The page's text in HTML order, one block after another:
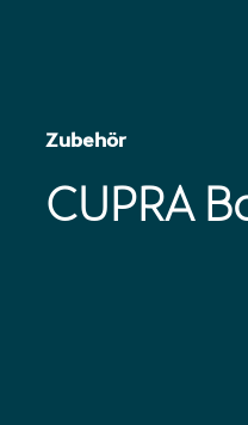
Zubehör
CUPRA